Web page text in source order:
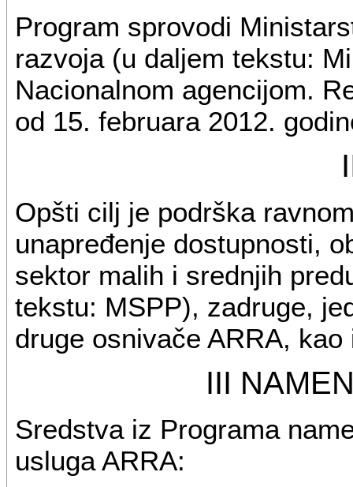
Program sprovodi
razvoja (u daljem tekstu:
Nacionalnom agencijom.
od 15. februara 2012.
Opšti cilj je podrška
unapređenje dostupnosti,
sektor malih i srednjih
tekstu: MSPP), zadruge,
druge osnivače ARRA,
III
Sredstva iz Programa
usluga ARRA: